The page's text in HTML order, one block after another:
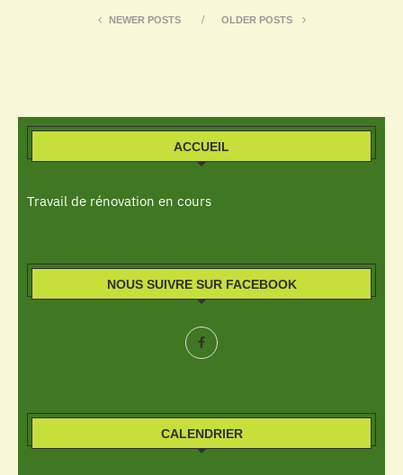
NEWER POSTS OLDER POSTS
ACCUEIL
Travail de rénovation en cours
NOUS SUIVRE SUR FACEBOOK
CALENDRIER